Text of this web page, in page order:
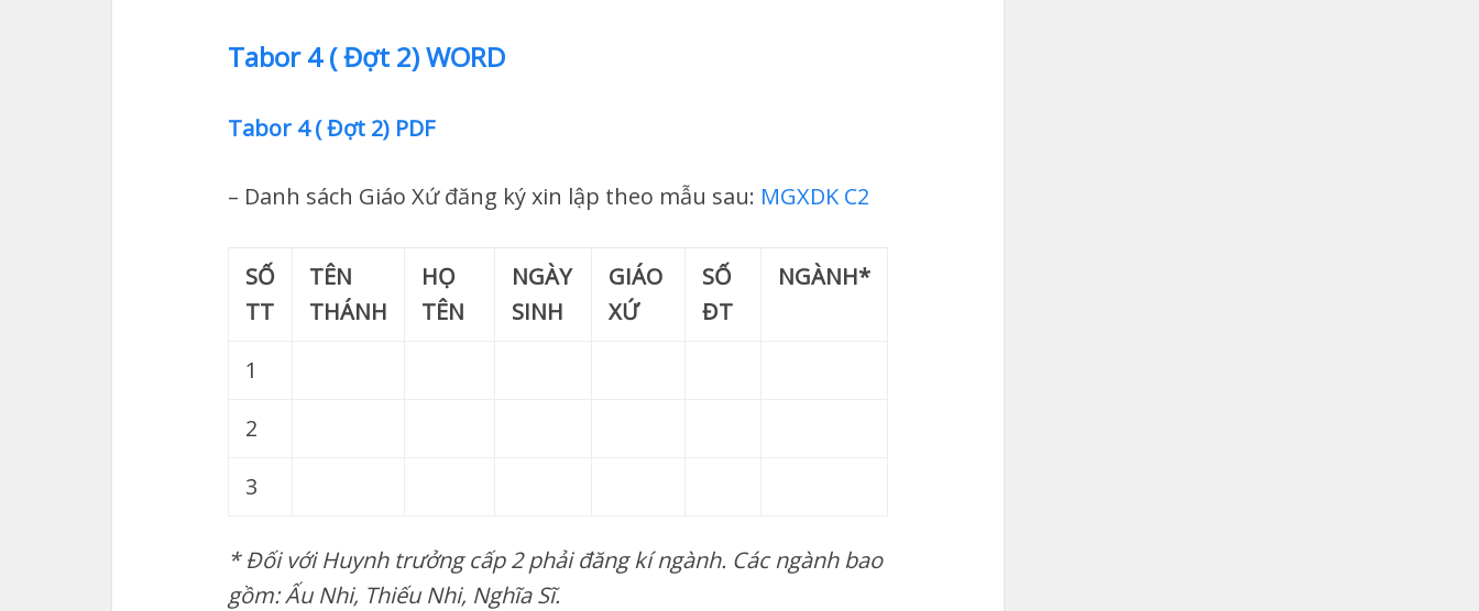
Tabor 4 ( Đợt 2) WORD
Tabor 4 ( Đợt 2) PDF
– Danh sách Giáo Xứ đăng ký xin lập theo mẫu sau: MGXDK C2
SỐ
TT
TÊN
THÁNH
HỌ
TÊN
NGÀY
SINH
GIÁO
XỨ
SỐ
ĐT
NGÀNH*
1
2
3
*Đối với Huynh trưởng cấp 2 phải đăng kí ngành. Các ngành bao
gồm: Ấu Nhi, Thiếu Nhi, Nghĩa Sĩ.